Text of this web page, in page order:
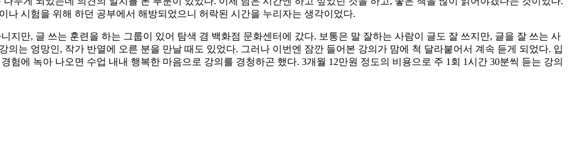
나 시험을 위해 하던 공부에서 해방되었으니 허락된 시간을 누리자는 생각이었다.
지만, 글 쓰는 훈련을 하는 그룹이 있어 탐색 겸 백화점 문화센터에 갔다. 보통은 말 잘하는 사람이 글도 잘 쓰지만, 글을 잘 쓰는 사
의는 엉망인, 작가 반열에 오른 분을 만날 때도 있었다. 그러나 이번엔 잠깐 들어본 강의가 맘에 척 달라붙어서 계속 듣게 되었다. 입
험에 녹아 나오면 수업 내내 행복한 마음으로 강의를 경청하곤 했다. 3개월 12만원 정도의 비용으로 주 1회 1시간 30분씩 듣는 강의